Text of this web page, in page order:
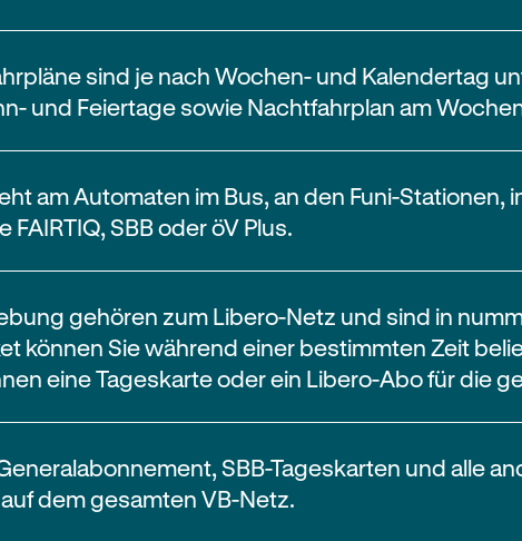
sind je nach Wochen- und Kalendertag
und Feiertage sowie Nachtfahrplan am
am Automaten im Bus, an den Funi-Stationen,
SBB oder öV Plus.
gehören zum Libero-Netz und sind in
können Sie während einer bestimmten Zeit
eine Tageskarte oder ein Libero-Abo für die
SBB-Tageskarten und alle
dem gesamten VB-Netz.